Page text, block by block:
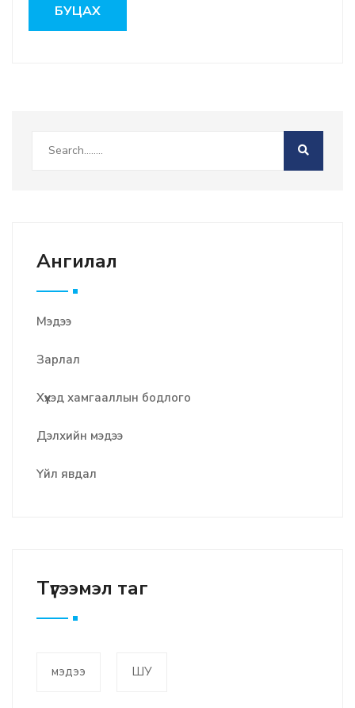
БУЦАХ
Ангилал
Мэдээ
Зарлал
Хүүхэд хамгааллын бодлого
Дэлхийн мэдээ
Үйл явдал
Түгээмэл таг
мэдээ ШУ